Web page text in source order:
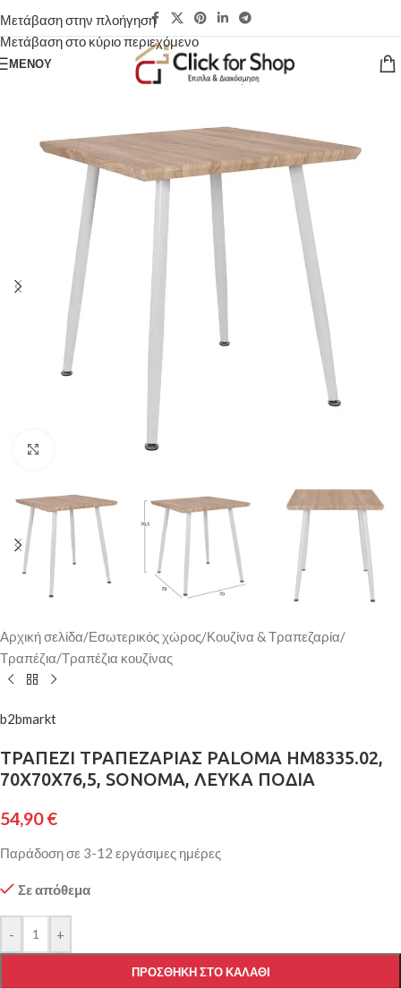
Μετάβαση στην πλοήγηση
Μετάβαση στο κύριο περιεχόμενο
ΜΕΝΟΎ
Κάντε κλικ για μεγέθυνση
Αρχική σελίδα/Εσωτερικός χώρος/Κουζίνα & Τραπεζαρία/
Τραπέζια/Τραπέζια κουζίνας
b2bmarkt
ΤΡΑΠΕΖΙ ΤΡΑΠΕΖΑΡΙΑΣ PALOMA HM8335.02,
70Χ70X76,5, SONOMA, ΛΕΥΚΑ ΠΟΔΙΑ
54,90€
Παράδοση σε 3-12 εργάσιμες ημέρες
Σε απόθεμα
- +
ΠΡΟΣΘΉΚΗ ΣΤΟ ΚΑΛΆΘΙ